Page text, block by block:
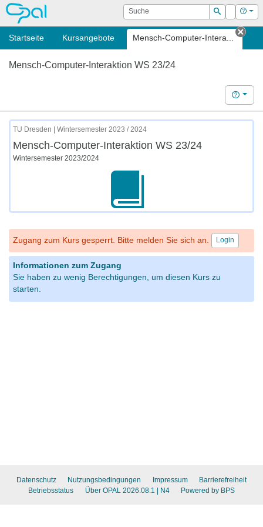
OPAL Suche
Suchen
Login Hilfe
Startseite Kursangebote Mensch-Computer-Intera...
Tab
Mensch-Computer-Interaktion WS 23/24
Hilfe
TU Dresden | Wintersemester 2023 / 2024
Mensch-Computer-Interaktion WS 23/24
Wintersemester 2023/2024
Zugang zum Kurs gesperrt. Bitte melden Sie sich an. Login
Informationen zum Zugang
Sie haben zu wenig Berechtigungen, um diesen Kurs zu
starten.
Datenschutz Nutzungsbedingungen Impressum
Barrierefreiheit
Betriebsstatus
Über OPAL 2026.08.1 | N4 Powered by BPS